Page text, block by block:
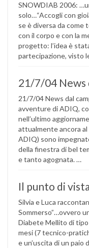
SNOWDIAB 2006:
solo…“Accogli con
se è diversa da come
con il corpo e con la
progetto: l’idea è
partecipazione, visto
21/7/04 News
21/7/04 News dal
avventure di ADIQ,
nell’ultimo
attualmente ancora
ADIQ) sono
della finestra di bel
e tanto agognata. …
Il punto di
Silvia e Luca
Sommerso”…ovvero
Diabete Mellito di
mesi (7 tecnico-
e un’uscita di un paio